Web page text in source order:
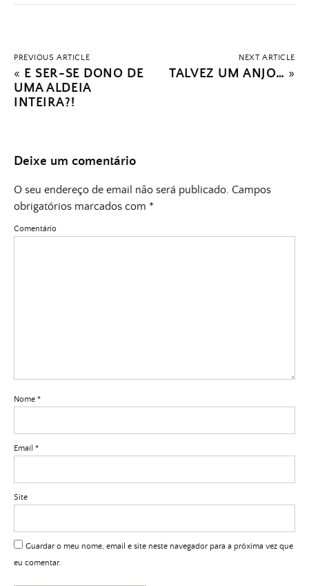
PREVIOUS ARTICLE
« E SER-SE DONO DE
UMA ALDEIA
INTEIRA?!
NEXT ARTICLE
TALVEZ UM ANJO… »
Deixe um comentário
O seu endereço de email não será publicado. Campos
obrigatórios marcados com *
Comentário
Nome *
Email *
Site
Guardar o meu nome, email e site neste navegador para a próxima vez que
eu comentar.